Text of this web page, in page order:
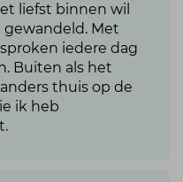
liefst binnen wil
gewandeld. Met
iedere dag
Buiten als het
thuis op de
ik heb